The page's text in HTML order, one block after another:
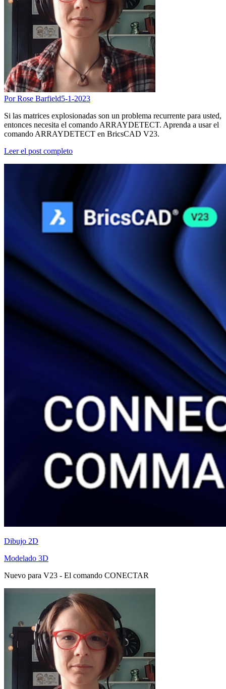
Por Rose Barfield5-1-2023
Si las matrices explosionadas son un problema recurrente para usted,
entonces necesita el comando ARRAYDETECT. Aprenda a usar el
comando ARRAYDETECT en BricsCAD V23.
Leer el post completo
Dibujo 2D
Modelado 3D
Nuevo para V23 - El comando CONECTAR